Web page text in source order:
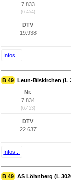
7.833
(6.454)
DTV
19.938
Infos...
B 49 Leun-Biskirchen (L
Nr.
7.834
(6.453)
DTV
22.637
Infos...
B 49 AS Löhnberg (L